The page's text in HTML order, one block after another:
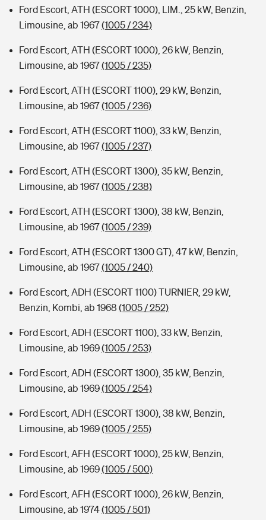
Ford Escort, ATH (ESCORT 1000), LIM., 25 kW, Benzin,
Limousine, ab 1967(1005 / 234)
Ford Escort, ATH (ESCORT 1000), 26 kW, Benzin,
Limousine, ab 1967(1005 / 235)
Ford Escort, ATH (ESCORT 1100), 29 kW, Benzin,
Limousine, ab 1967(1005 / 236)
Ford Escort, ATH (ESCORT 1100), 33 kW, Benzin,
Limousine, ab 1967(1005 / 237)
Ford Escort, ATH (ESCORT 1300), 35 kW, Benzin,
Limousine, ab 1967(1005 / 238)
Ford Escort, ATH (ESCORT 1300), 38 kW, Benzin,
Limousine, ab 1967(1005 / 239)
Ford Escort, ATH (ESCORT 1300 GT), 47 kW, Benzin,
Limousine, ab 1967(1005 / 240)
Ford Escort, ADH (ESCORT 1100) TURNIER, 29 kW,
Benzin, Kombi, ab 1968 (1005 / 252)
Ford Escort, ADH (ESCORT 1100), 33 kW, Benzin,
Limousine, ab 1969(1005 / 253)
Ford Escort, ADH (ESCORT 1300), 35 kW, Benzin,
Limousine, ab 1969(1005 / 254)
Ford Escort, ADH (ESCORT 1300), 38 kW, Benzin,
Limousine, ab 1969(1005 / 255)
Ford Escort, AFH (ESCORT 1000), 25 kW, Benzin,
Limousine, ab 1969(1005 / 500)
Ford Escort, AFH (ESCORT 1000), 26 kW, Benzin,
Limousine, ab 1974(1005 / 501)